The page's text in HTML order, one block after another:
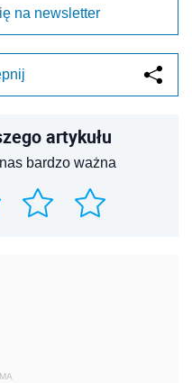
na newsletter
artykułu
bardzo ważna